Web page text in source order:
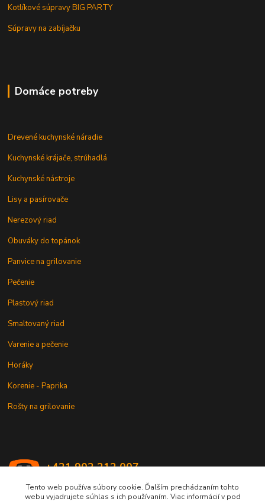
Kotlíkové súpravy BIG PARTY
Súpravy na zabíjačku
Domáce potreby
Drevené kuchynské náradie
Kuchynské krájače, strúhadlá
Kuchynské nástroje
Lisy a pasírovače
Nerezový riad
Obuváky do topánok
Panvice na grilovanie
Pečenie
Plastový riad
Smaltovaný riad
Varenie a pečenie
Horáky
Korenie - Paprika
Rošty na grilovanie
+421 902 212 007
Tento web používa súbory cookie. Ďalším prechádzaním tohto
webu vyjadrujete súhlas s ich používaním. Viac informácií v pod